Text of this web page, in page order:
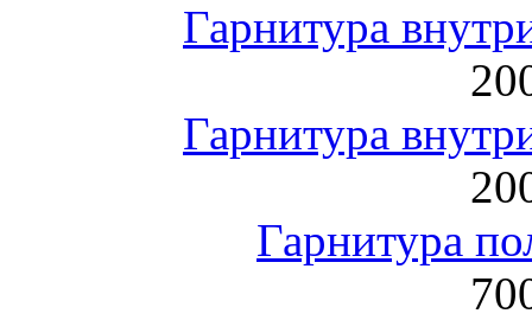
Гарнитура
Гарнитура
Гарнитура